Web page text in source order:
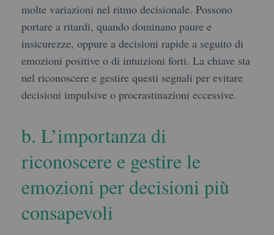
molte variazioni nel ritmo decisionale. Possono
portare a ritardi, quando dominano paure e
insicurezze, oppure a decisioni rapide a seguito di
emozioni positive o di intuizioni forti. La chiave sta
nel riconoscere e gestire questi segnali per evitare
decisioni impulsive o procrastinazioni eccessive.
b. L’importanza di
riconoscere e gestire le
emozioni per decisioni più
consapevoli